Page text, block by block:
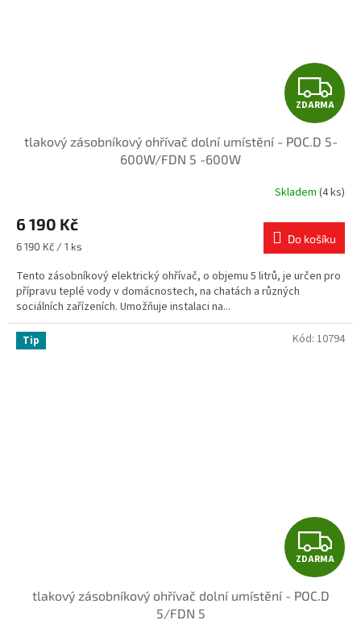
Z
D
A
R
M
A
ZDARMA
tlakový zásobníkový ohřívač dolní umístění - POC.D 5-
600W/FDN 5 -600W
Skladem (4 ks)
6 190 Kč
Měrná
6 190 Kč / 1 ks
Do košíku
Tento zásobníkový elektrický ohřívač, o objemu 5 litrů, je určen pro
přípravu teplé vody v domácnostech, na chatách a různých
sociálních zařízeních. Umožňuje instalaci na...
Tip
Z
D
ZDARMA
tlakový zásobníkový ohřívač dolní umístění - POC.D
5/FDN 5
Kód: 10794